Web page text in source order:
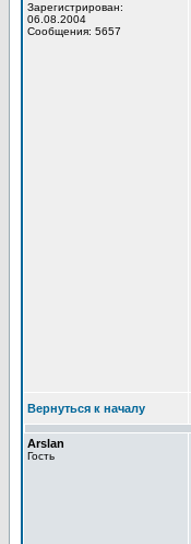
Зарегистрирован:
06.08.2004
Сообщения: 5657
Вернуться к началу
Arslan
Гость